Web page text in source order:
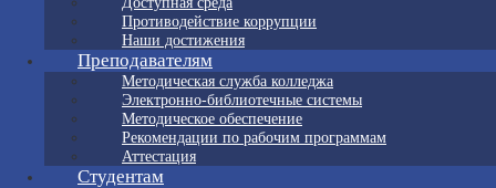
Противодействие коррупции
Наши достижения
Преподавателям
Методическая служба колледжа
Электронно-библиотечные системы
Методическое обеспечение
Рекомендации по рабочим программам
Аттестация
Студентам